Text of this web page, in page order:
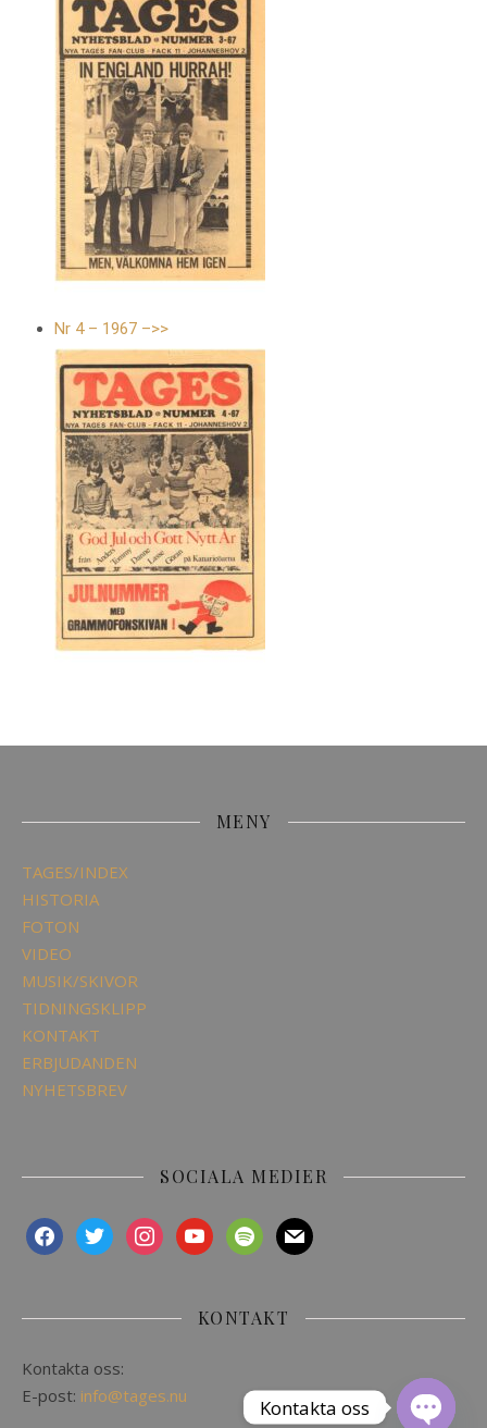
Nr 4 – 1967 –>>
MENY
TAGES/INDEX
HISTORIA
FOTON
VIDEO
MUSIK/SKIVOR
TIDNINGSKLIPP
KONTAKT
ERBJUDANDEN
NYHETSBREV
SOCIALA MEDIER
KONTAKT
Kontakta oss:
E-post: info@tages.nu
Kontakta oss